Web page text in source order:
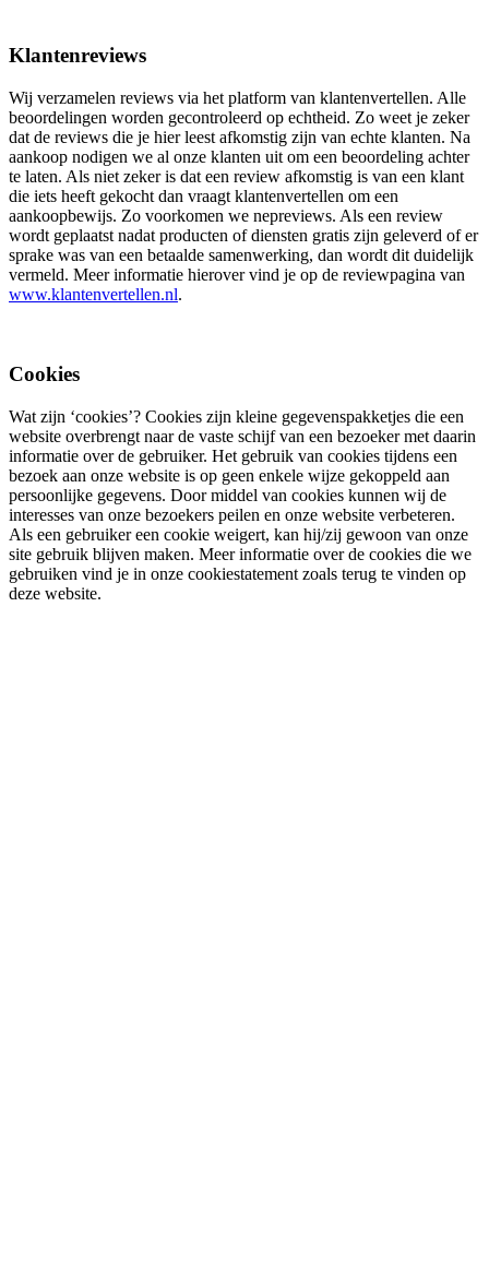
Klantenreviews
Wij verzamelen reviews via het platform van klantenvertellen. Alle
beoordelingen worden gecontroleerd op echtheid. Zo weet je zeker
dat de reviews die je hier leest afkomstig zijn van echte klanten. Na
aankoop nodigen we al onze klanten uit om een beoordeling achter
te laten. Als niet zeker is dat een review afkomstig is van een klant
die iets heeft gekocht dan vraagt klantenvertellen om een
aankoopbewijs. Zo voorkomen we nepreviews. Als een review
wordt geplaatst nadat producten of diensten gratis zijn geleverd of er
sprake was van een betaalde samenwerking, dan wordt dit duidelijk
vermeld. Meer informatie hierover vind je op de reviewpagina van
www.klantenvertellen.nl.
Cookies
Wat zijn ‘cookies’? Cookies zijn kleine gegevenspakketjes die een
website overbrengt naar de vaste schijf van een bezoeker met daarin
informatie over de gebruiker. Het gebruik van cookies tijdens een
bezoek aan onze website is op geen enkele wijze gekoppeld aan
persoonlijke gegevens. Door middel van cookies kunnen wij de
interesses van onze bezoekers peilen en onze website verbeteren.
Als een gebruiker een cookie weigert, kan hij/zij gewoon van onze
site gebruik blijven maken. Meer informatie over de cookies die we
gebruiken vind je in onze cookiestatement zoals terug te vinden op
deze website.